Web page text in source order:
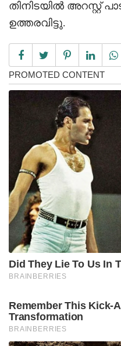
തിനിടയിൽ അറസ്റ്റ്
ഉത്തരവിട്ടു.